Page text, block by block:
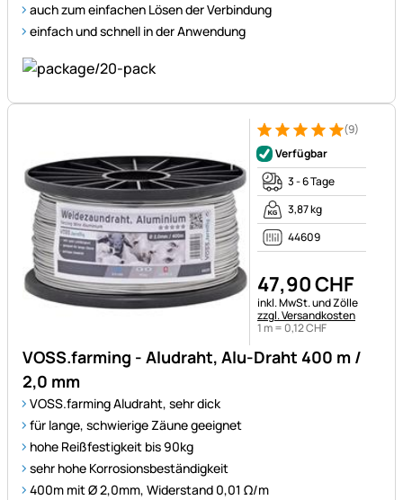
auch zum einfachen Lösen der Verbindung
einfach und schnell in der Anwendung
VOSS.farming - Aludraht, Alu-Draht 400 m /
2,0 mm
VOSS.farming Aludraht, sehr dick
für lange, schwierige Zäune geeignet
hohe Reißfestigkeit bis 90kg
sehr hohe Korrosionsbeständigkeit
400m mit Ø 2,0mm, Widerstand 0,01 Ω/m
Bewertung: 5 von 5 (9
9 Bewertungen
(9)
Verfügbar
3 - 6 Tage
3,87 kg
44609
47,90CHF
Steuerhinweis:
inkl. MwSt. und Zölle
zzgl. Versandkosten
1 m = 0,12CHF